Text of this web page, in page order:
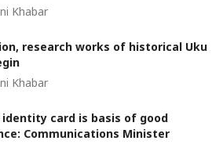
Khabar
research works of historical Uku
Khabar
card is basis of good
Communications Minister